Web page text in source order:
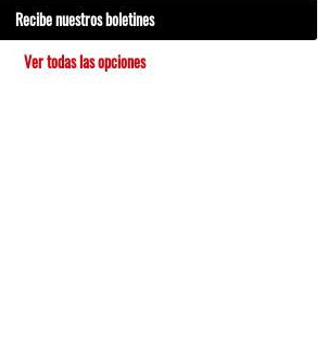
Recibe nuestros boletines
Ver todas las opciones